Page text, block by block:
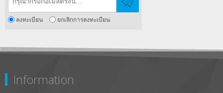
ลงทะเบียน ยกเลิกการลงทะเบียน
Information